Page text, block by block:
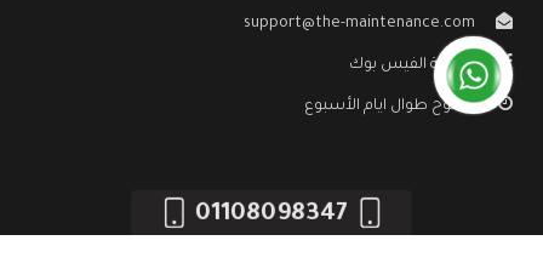
support@the-maintenance.com
صفحة الفيس بوك
مفتوح طوال ايام الأسبوع
01108098347